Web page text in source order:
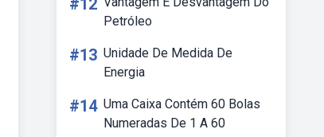
#12
Petróleo
#13 Unidade De Medida De
Energia
#14 Uma Caixa Contém 60 Bolas
Numeradas De 1 A 60